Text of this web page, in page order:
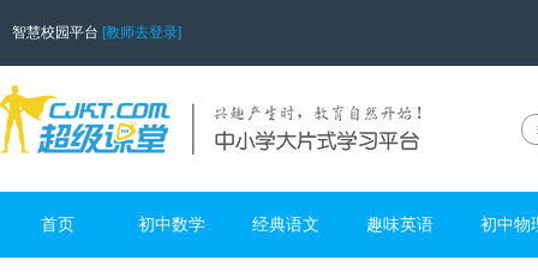
智慧校园平台 [教师去登录]
首页 初中数学 经典语文 趣味英语 初中物